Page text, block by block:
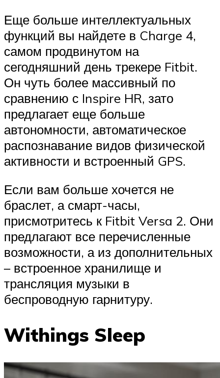
Еще больше интеллектуальных
функций вы найдете в Charge 4,
самом продвинутом на
сегодняшний день трекере Fitbit.
Он чуть более массивный по
сравнению с Inspire HR, зато
предлагает еще больше
автономности, автоматическое
распознавание видов физической
активности и встроенный GPS.
Если вам больше хочется не
браслет, а смарт-часы,
присмотритесь к Fitbit Versa 2. Они
предлагают все перечисленные
возможности, а из дополнительных
– встроенное хранилище и
трансляция музыки в
беспроводную гарнитуру.
Withings Sleep